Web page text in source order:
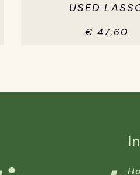
USED
€ 47,60